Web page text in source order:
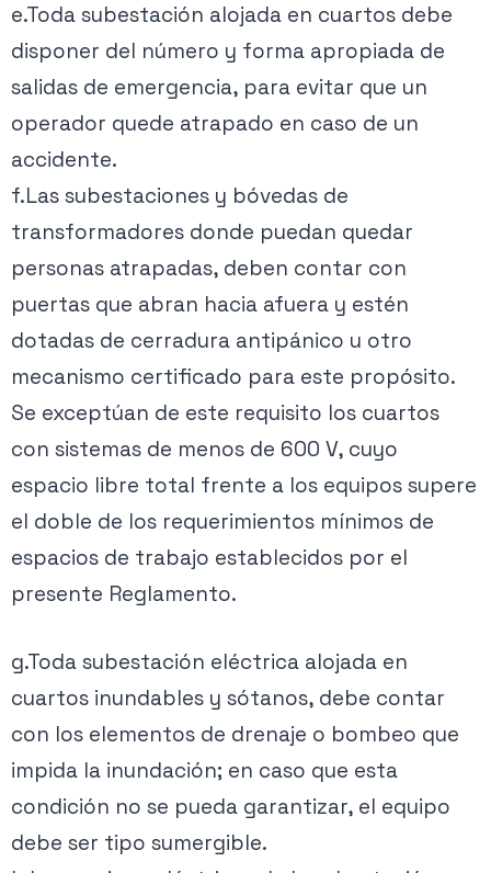
e.Toda subestación alojada en cuartos debe
disponer del número y forma apropiada de
salidas de emergencia, para evitar que un
operador quede atrapado en caso de un
accidente.
f.Las subestaciones y bóvedas de
transformadores donde puedan quedar
personas atrapadas, deben contar con
puertas que abran hacia afuera y estén
dotadas de cerradura antipánico u otro
mecanismo certificado para este propósito.
Se exceptúan de este requisito los cuartos
con sistemas de menos de 600 V, cuyo
espacio libre total frente a los equipos supere
el doble de los requerimientos mínimos de
espacios de trabajo establecidos por el
presente Reglamento.
g.Toda subestación eléctrica alojada en
cuartos inundables y sótanos, debe contar
con los elementos de drenaje o bombeo que
impida la inundación; en caso que esta
condición no se pueda garantizar, el equipo
debe ser tipo sumergible.